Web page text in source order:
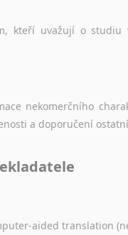
kteří uvažují o studiu
nekomerčního
a doporučení
aided translation